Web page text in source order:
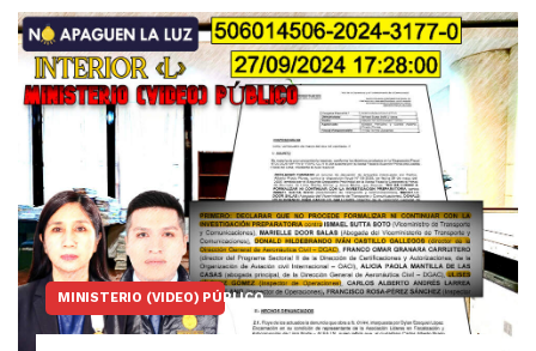
MINISTERIO (VIDEO) PÚBLICO